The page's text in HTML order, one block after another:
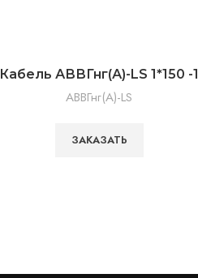
Кабель АВВГнг(А)-LS 1*150 -1
АВВГнг(А)-LS
ЗАКАЗАТЬ